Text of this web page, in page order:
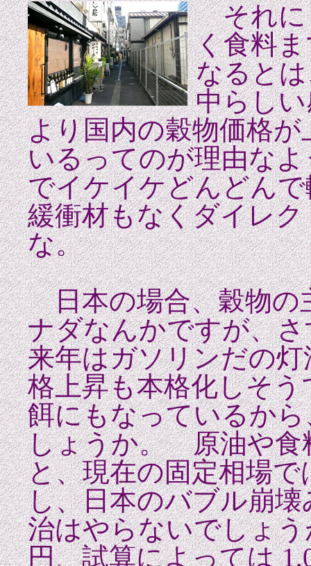
それに
く食料
なると
中らし
より国内の穀物価格
いるってのが理由な
でイケイケどんどん
緩衝材もなくダイレ
な。
日本の場合、穀物の
ナダなんかですが、
来年はガソリンだの
格上昇も本格化しそ
餌にもなっているか
しょうか。 原油や食
と、現在の固定相場
し、日本のバブル崩
治はやらないでしょ
円、試算によっては